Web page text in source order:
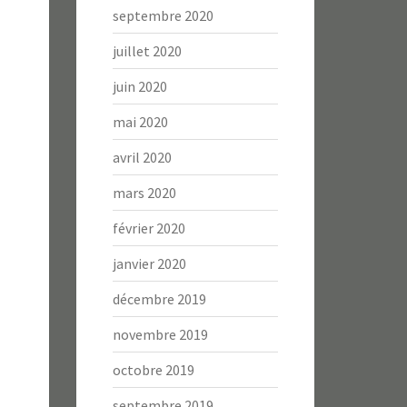
septembre 2020
juillet 2020
juin 2020
mai 2020
avril 2020
mars 2020
février 2020
janvier 2020
décembre 2019
novembre 2019
octobre 2019